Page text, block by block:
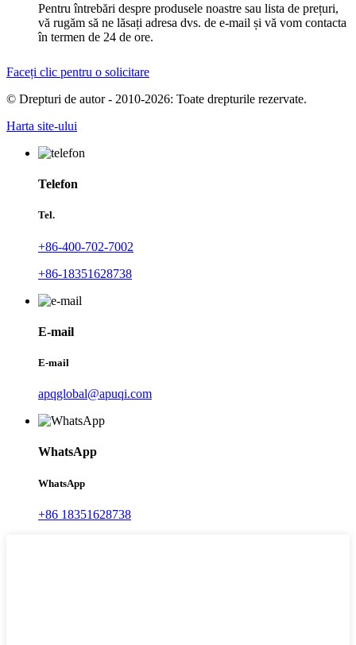
Pentru întrebări despre produsele noastre sau lista de prețuri,
vă rugăm să ne lăsați adresa dvs. de e-mail și vă vom contacta
în termen de 24 de ore.
Faceți clic pentru o solicitare
© Drepturi de autor - 2010-2026: Toate drepturile rezervate.
Harta site-ului
Telefon
Tel.
+86-400-702-7002
+86-18351628738
E-mail
E-mail
apqglobal@apuqi.com
WhatsApp
WhatsApp
+86 18351628738